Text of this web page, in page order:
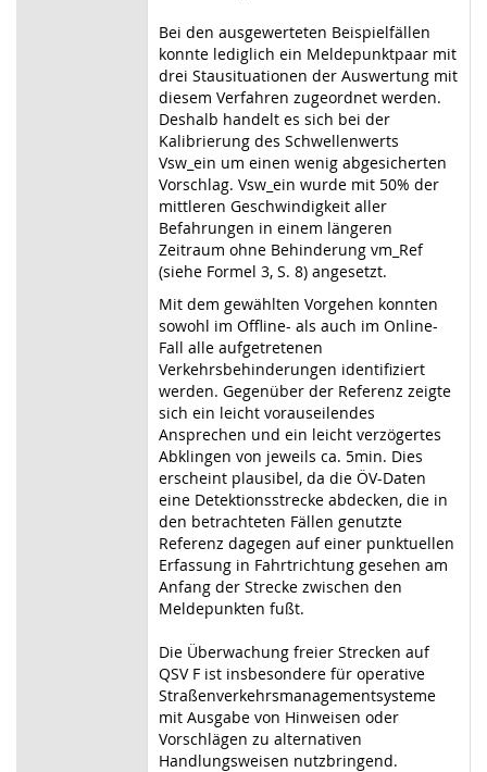
Bei den ausgewerteten Beispielfällen
konnte lediglich ein Meldepunktpaar mit
drei Stausituationen der Auswertung mit
diesem Verfahren zugeordnet werden.
Deshalb handelt es sich bei der
Kalibrierung des Schwellenwerts
Vsw_ein um einen wenig abgesicherten
Vorschlag. Vsw_ein wurde mit 50% der
mittleren Geschwindigkeit aller
Befahrungen in einem längeren
Zeitraum ohne Behinderung vm_Ref
(siehe Formel 3, S. 8) angesetzt.
Mit dem gewählten Vorgehen konnten
sowohl im Offline- als auch im Online-
Fall alle aufgetretenen
Verkehrsbehinderungen identifiziert
werden. Gegenüber der Referenz zeigte
sich ein leicht vorauseilendes
Ansprechen und ein leicht verzögertes
Abklingen von jeweils ca. 5min. Dies
erscheint plausibel, da die ÖV-Daten
eine Detektionsstrecke abdecken, die in
den betrachteten Fällen genutzte
Referenz dagegen auf einer punktuellen
Erfassung in Fahrtrichtung gesehen am
Anfang der Strecke zwischen den
Meldepunkten fußt.
Die Überwachung freier Strecken auf
QSV F ist insbesondere für operative
Straßenverkehrsmanagementsysteme
mit Ausgabe von Hinweisen oder
Vorschlägen zu alternativen
Handlungsweisen nutzbringend.